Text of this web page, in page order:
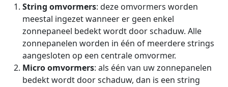
String omvormers: deze omvormers worden
meestal ingezet wanneer er geen enkel
zonnepaneel bedekt wordt door schaduw. Alle
zonnepanelen worden in één of meerdere strings
aangesloten op een centrale omvormer.
Micro omvormers: als één van uw zonnepanelen
bedekt wordt door schaduw, dan is een string